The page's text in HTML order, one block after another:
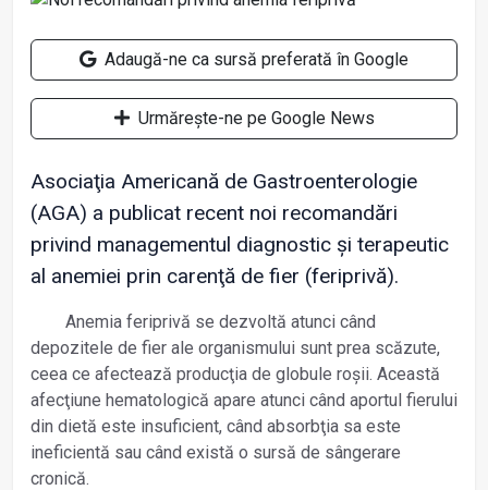
Adaugă-ne ca sursă preferată în Google
Urmărește-ne pe Google News
Asociaţia Americană de Gastroenterologie
(AGA) a publicat recent noi recomandări
privind managementul diagnostic și terapeutic
al anemiei prin carenţă de fier (feriprivă).
Anemia feriprivă se dezvoltă atunci când
depozitele de fier ale organismului sunt prea scăzute,
ceea ce afectează producţia de globule roșii. Această
afecţiune hematologică apare atunci când aportul fierului
din dietă este insuficient, când absorbţia sa este
ineficientă sau când există o sursă de sângerare
cronică.